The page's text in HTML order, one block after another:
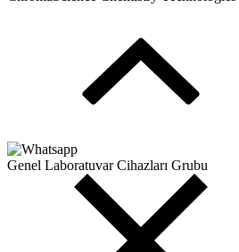
Genel Laboratuvar Cihazları Grubu